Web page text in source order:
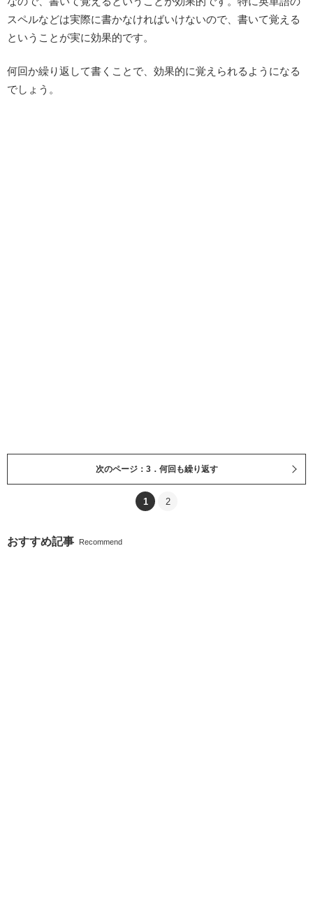
スペルなどは実際に書かなければいけないので、書いて覚える
ということが実に効果的です。
何回か繰り返して書くことで、効果的に覚えられるようになる
でしょう。
次のページ：3．何回も繰り返す
1 2
おすすめ記事 Recommend